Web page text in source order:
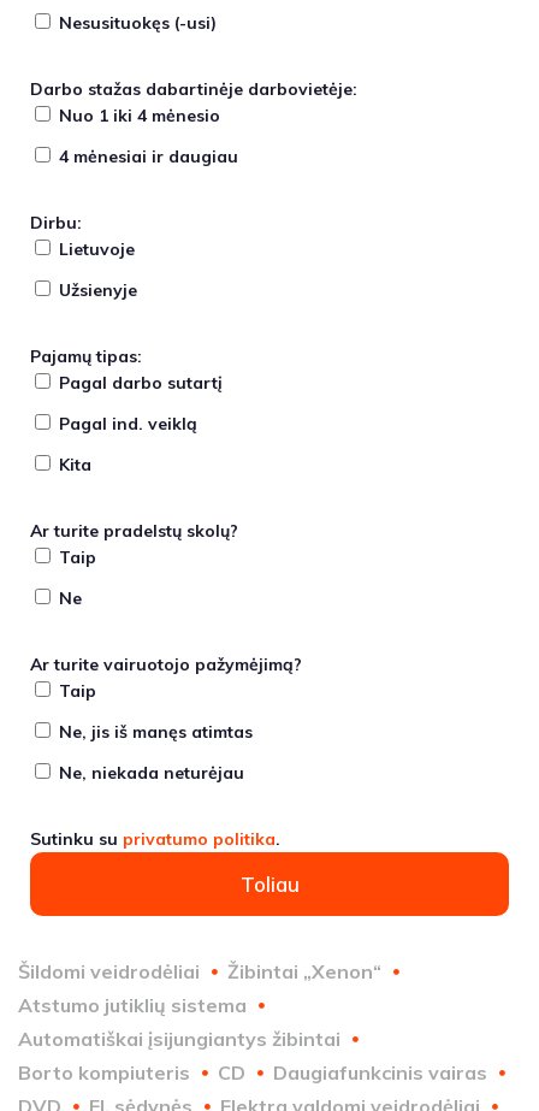
Nesusituokęs (-usi)
Darbo stažas dabartinėje darbovietėje:
Nuo 1 iki 4 mėnesio
4 mėnesiai ir daugiau
Dirbu:
Lietuvoje
Užsienyje
Pajamų tipas:
Pagal darbo sutartį
Pagal ind. veiklą
Kita
Ar turite pradelstų skolų?
Taip
Ne
Ar turite vairuotojo pažymėjimą?
Taip
Ne, jis iš manęs atimtas
Ne, niekada neturėjau
Sutinku su privatumo politika.
Toliau
Šildomi veidrodėliai
Žibintai „Xenon“
Atstumo jutiklių sistema
Automatiškai įsijungiantys žibintai
Borto kompiuteris
CD
Daugiafunkcinis vairas
DVD
El. sėdynės Elektra valdomi veidrodėliai